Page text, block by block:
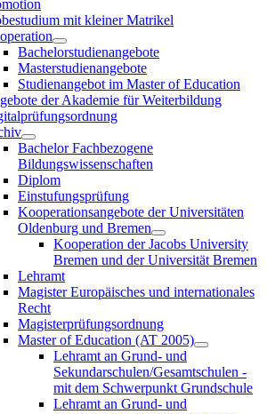
mit kleiner Matrikel
Bachelorstudienangebote
Masterstudienangebote
Studienangebot im Master of Education
der Akademie für Weiterbildung
Bachelor Fachbezogene
Bildungswissenschaften
Diplom
Einstufungsprüfung
Kooperationsangebote der Universitäten
Oldenburg und Bremen
Kooperation der Jacobs University
Bremen und der Universität Bremen
Lehramt
Magister Europäisches und internationales
Recht
Magisterprüfungsordnung
Master of Education (AT 2005)
Lehramt an Grund- und
Sekundarschulen/Gesamtschulen -
mit dem Schwerpunkt Grundschule
Lehramt an Grund- und